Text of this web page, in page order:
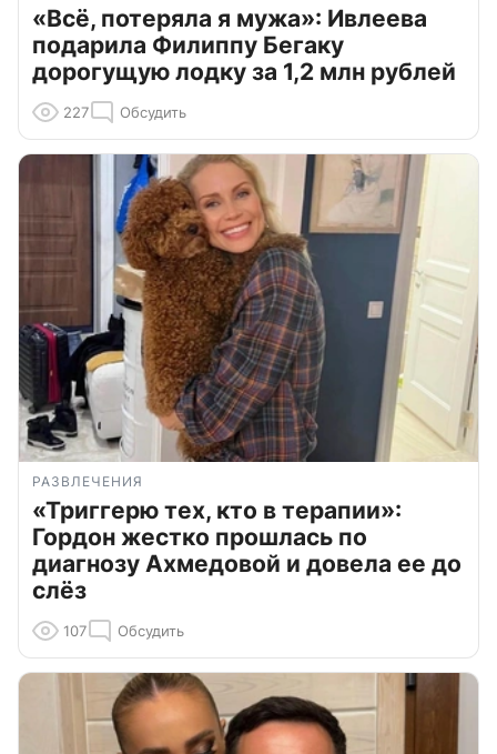
«Всё, потеряла я мужа»: Ивлеева
подарила Филиппу Бегаку
дорогущую лодку за 1,2 млн рублей
227 Обсудить
РАЗВЛЕЧЕНИЯ
«Триггерю тех, кто в терапии»:
Гордон жестко прошлась по
диагнозу Ахмедовой и довела ее до
слёз
107 Обсудить